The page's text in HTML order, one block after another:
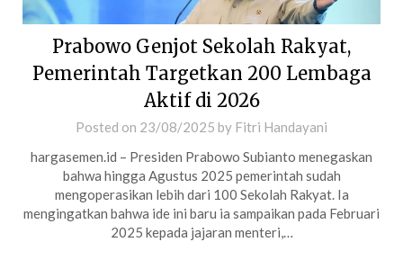
Prabowo Genjot Sekolah Rakyat,
Pemerintah Targetkan 200 Lembaga
Aktif di 2026
Posted on 23/08/2025 by Fitri Handayani
hargasemen.id – Presiden Prabowo Subianto menegaskan
bahwa hingga Agustus 2025 pemerintah sudah
mengoperasikan lebih dari 100 Sekolah Rakyat. Ia
mengingatkan bahwa ide ini baru ia sampaikan pada Februari
2025 kepada jajaran menteri,…